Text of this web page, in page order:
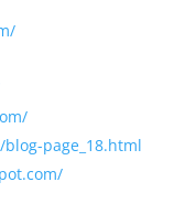
page_18.html